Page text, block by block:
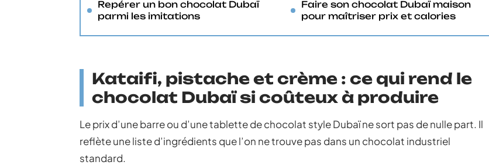
Repérer un bon chocolat Dubaï
parmi les imitations
Faire son chocolat Dubaï maison
pour maîtriser prix et calories
Kataifi, pistache et crème : ce qui rend le
chocolat Dubaï si coûteux à produire
Le prix d’une barre ou d’une tablette de chocolat style Dubaï ne sort pas de nulle part. Il
reflète une liste d’ingrédients que l’on ne trouve pas dans un chocolat industriel
standard.